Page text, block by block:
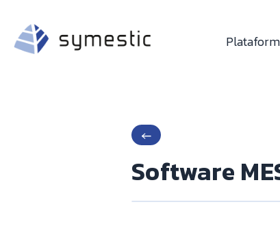
←
Software